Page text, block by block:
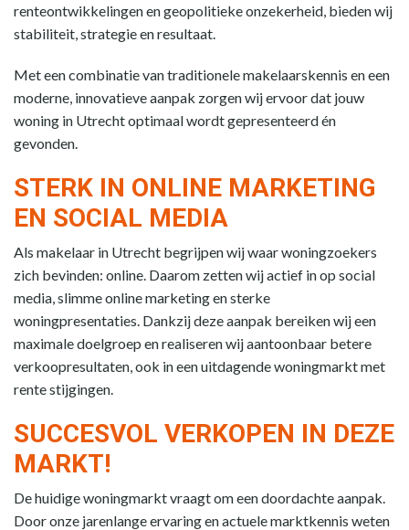
renteontwikkelingen en geopolitieke onzekerheid, bieden wij
stabiliteit, strategie en resultaat.
Met een combinatie van traditionele makelaarskennis en een
moderne, innovatieve aanpak zorgen wij ervoor dat jouw
woning in Utrecht optimaal wordt gepresenteerd én
gevonden.
STERK IN ONLINE MARKETING
EN SOCIAL MEDIA
Als makelaar in Utrecht begrijpen wij waar woningzoekers
zich bevinden: online. Daarom zetten wij actief in op social
media, slimme online marketing en sterke
woningpresentaties. Dankzij deze aanpak bereiken wij een
maximale doelgroep en realiseren wij aantoonbaar betere
verkoopresultaten, ook in een uitdagende woningmarkt met
rente stijgingen.
SUCCESVOL VERKOPEN IN DEZE
MARKT!
De huidige woningmarkt vraagt om een doordachte aanpak.
Door onze jarenlange ervaring en actuele marktkennis weten